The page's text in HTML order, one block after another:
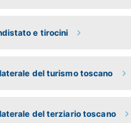
e tirocini
del turismo toscano
del terziario toscano